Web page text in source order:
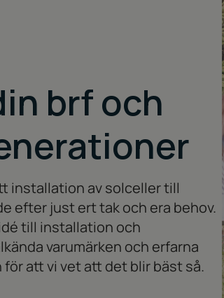
brf och
installation av solceller till
efter just ert tak och era behov.
till installation och
varumärken och erfarna
att vi vet att det blir bäst så.